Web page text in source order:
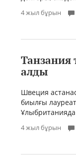
4 жыл бұрын
Танзания
алды
Швеция
биылғы
4 жыл бұрын